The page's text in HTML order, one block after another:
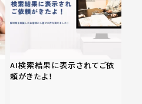
AI検索結果に表示されてご依
頼がきたよ！